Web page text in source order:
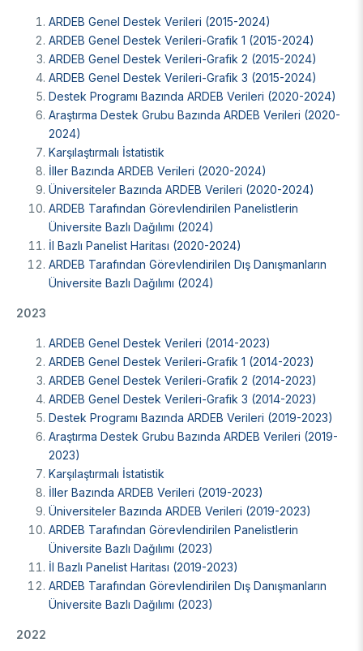
Arşiv
Üretken Yapay Zekâ Rehberi
DESTEKLER
Akademik
Uluslararası Programlar
Sanayi
Ulusal Programlar
Uluslararası Programlar
Bilim & Toplum
Ulusal Programlar
Uluslararası Programlar
Bilimsel Etkinlik
Etkinlik Düzenleme
Etkinliklere Katılım
Uluslararası Destekler
Uluslararası İş Birlikleri
İkili İş Birliği Programları
Çok Taraflı Programlar
AB Çerçeve Programları
BURSLAR
Lisans / Önlisans
Mentorluk Desteği Programı
Burs Programları
Destek Programları
Lisansüstü
Eğitim Burs Programları
Araştırma Burs Programları
Uluslararası Burslar
Doktora Sonrası
Araştırma Burs Programları
Uluslararası Burslar
Uluslararası
Araştırma Burs Programları
Uluslararası Burslar
AR-GE FAALİYETLERİMİZ
MAM
Enerji Teknolojileri
Malzeme ve Proses Teknolojileri
BİLGEM
Bilişim Teknolojileri Enstitüsü (BTE)
Ulusal Elektronik ve Kriptoloji Araştırma Enstitüsü (UEKAE)
AR-GE Birimleri
Raylı Ulaşım Teknolojileri Enstitüsü (RUTE)
ARDEB Genel Destek Verileri (2015-2024)
ARDEB Genel Destek Verileri-Grafik 1 (2015-2024)
ARDEB Genel Destek Verileri-Grafik 2 (2015-2024)
ARDEB Genel Destek Verileri-Grafik 3 (2015-2024)
Destek Programı Bazında ARDEB Verileri (2020-2024)
Araştırma Destek Grubu Bazında ARDEB Verileri (2020-
2024)
Karşılaştırmalı İstatistik
İller Bazında ARDEB Verileri (2020-2024)
Üniversiteler Bazında ARDEB Verileri (2020-2024)
ARDEB Tarafından Görevlendirilen Panelistlerin
Üniversite Bazlı Dağılımı (2024)
İl Bazlı Panelist Haritası (2020-2024)
ARDEB Tarafından Görevlendirilen Dış Danışmanların
Üniversite Bazlı Dağılımı (2024)
2023
ARDEB Genel Destek Verileri (2014-2023)
ARDEB Genel Destek Verileri-Grafik 1 (2014-2023)
ARDEB Genel Destek Verileri-Grafik 2 (2014-2023)
ARDEB Genel Destek Verileri-Grafik 3 (2014-2023)
Destek Programı Bazında ARDEB Verileri (2019-2023)
Araştırma Destek Grubu Bazında ARDEB Verileri (2019-
2023)
Karşılaştırmalı İstatistik
İller Bazında ARDEB Verileri (2019-2023)
Üniversiteler Bazında ARDEB Verileri (2019-2023)
ARDEB Tarafından Görevlendirilen Panelistlerin
Üniversite Bazlı Dağılımı (2023)
İl Bazlı Panelist Haritası (2019-2023)
ARDEB Tarafından Görevlendirilen Dış Danışmanların
Üniversite Bazlı Dağılımı (2023)
2022